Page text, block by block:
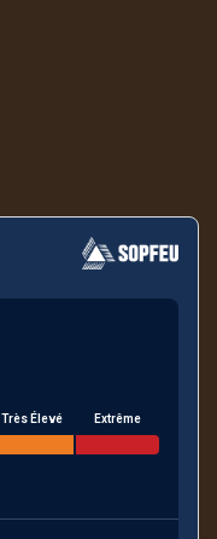
Très Élevé Extrême